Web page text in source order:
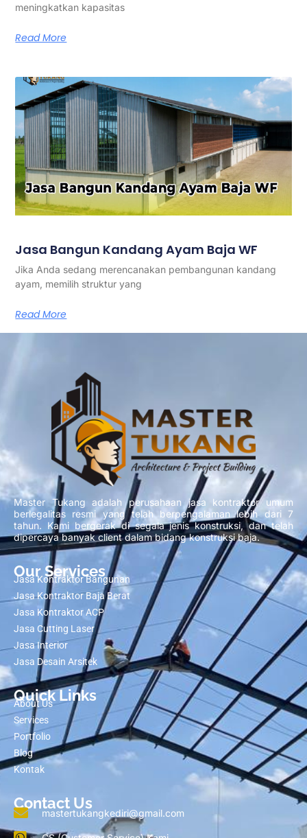
meningkatkan kapasitas
Read More
Jasa Bangun Kandang Ayam Baja WF
Jika Anda sedang merencanakan pembangunan kandang
ayam, memilih struktur yang
Read More
Master Tukang adalah perusahaan jasa kontraktor umum
berlegalitas resmi yang telah berpengalaman lebih dari 7
tahun. Kami bergerak di segala jenis konstruksi, dan telah
dipercaya banyak client dalam bidang konstruksi baja.
Our Services
Jasa Kontraktor Bangunan
Jasa Kontraktor Baja Berat
Jasa Kontraktor ACP
Jasa Cutting Laser
Jasa Interior
Jasa Desain Arsitek
Quick Links
About Us
Services
Portfolio
Blog
Kontak
Contact Us
mastertukangkediri@gmail.com